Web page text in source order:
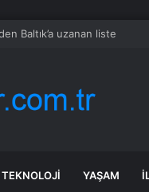
Zorunlu
TEKNOLOJI YAŞAM